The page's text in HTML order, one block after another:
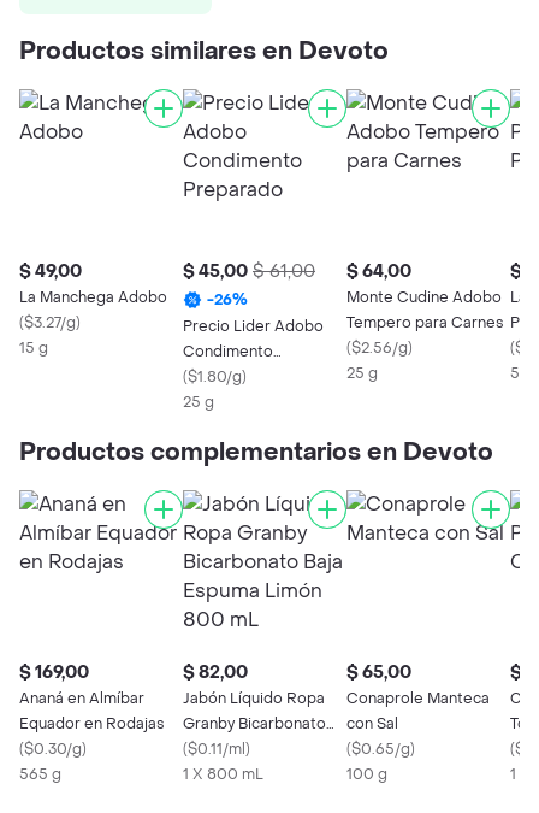
Productos similares en Devoto
$ 49,00
La Manchega Adobo
($3.27/g)
15 g
$ 45,00 $ 61,00
-26%
Precio Lider Adobo
Condimento
Preparado
($1.80/g)
25 g
$ 64,00
Monte Cudine Adobo
Tempero para Carnes
($2.56/g)
25 g
$
La
(
50
Productos complementarios en Devoto
$ 169,00
Ananá en Almíbar
Equador en Rodajas
($0.30/g)
565 g
$ 82,00
Jabón Líquido Ropa
Granby Bicarbonato
Baja Espuma Limón
800 mL
($0.11/ml)
1 X 800 mL
$ 65,00
Conaprole Manteca
con Sal
($0.65/g)
100 g
$
(
1 X